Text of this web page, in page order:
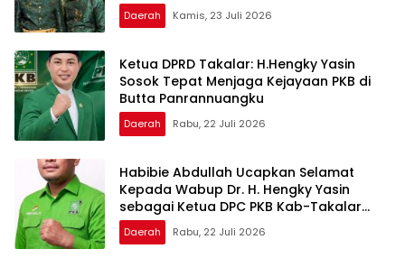
Daerah Kamis, 23 Juli 2026
Ketua DPRD Takalar: H.Hengky Yasin
Sosok Tepat Menjaga Kejayaan PKB di
Butta Panrannuangku
Daerah Rabu, 22 Juli 2026
Habibie Abdullah Ucapkan Selamat
Kepada Wabup Dr. H. Hengky Yasin
sebagai Ketua DPC PKB Kab-Takalar
Periode 2026–2031
Daerah Rabu, 22 Juli 2026